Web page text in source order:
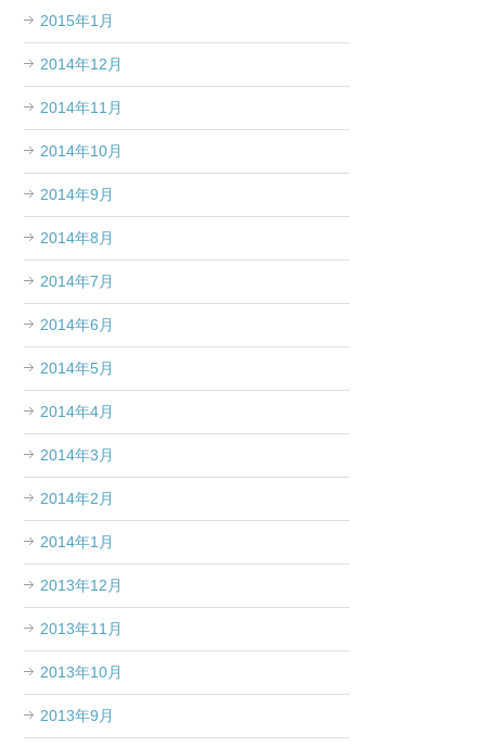
2015年1月
2014年12月
2014年11月
2014年10月
2014年9月
2014年8月
2014年7月
2014年6月
2014年5月
2014年4月
2014年3月
2014年2月
2014年1月
2013年12月
2013年11月
2013年10月
2013年9月